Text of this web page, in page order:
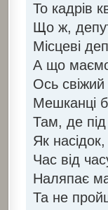
То кадрів
Що ж,
Місцеві
А що
Ось свіжий
Мешканці
Там, де
Як
Час від
Наляпає
Та не